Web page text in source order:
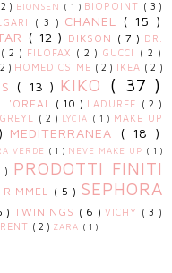
) BIONSEN ( 1 ) BIOPOINT ( 3 )
( 3 ) CHANEL ( 15 )
( 12 ) DIKSON ( 7 )
DR.
( 2 ) FILOFAX ( 2 ) GUCCI ( 2 )
) HOMEDICS ME ( 2 ) IKEA ( 2 )
( 13 ) KIKO ( 37 )
L'OREAL ( 10 ) LADUREE ( 2 )
( 2 ) LYCIA ( 1 )
MAKE UP
MEDITERRANEA ( 18 )
VERDE ( 1 ) NEVE MAKE UP ( 1 )
)
PRODOTTI FINITI
RIMMEL ( 5 ) SEPHORA
) TWININGS ( 6 ) VICHY ( 3 )
( 2 ) ZARA ( 1 )